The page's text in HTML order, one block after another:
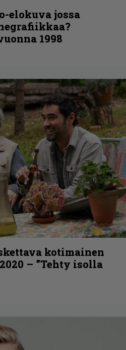
elokuva jossa
1998
kotimainen
– ”Tehty isolla